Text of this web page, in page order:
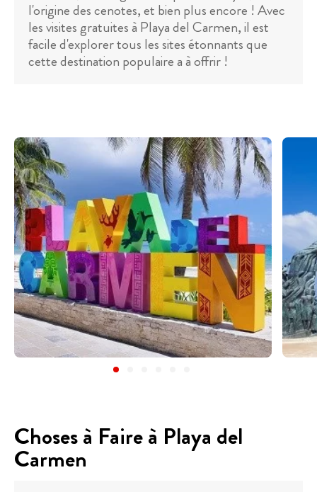
l'origine des cenotes, et bien plus encore ! Avec
les visites gratuites à Playa del Carmen, il est
facile d'explorer tous les sites étonnants que
cette destination populaire a à offrir !
Choses à Faire à Playa del
Carmen